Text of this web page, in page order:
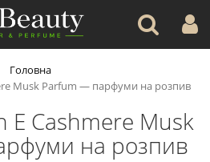
Головна
Musk Parfum — парфуми на розпив
E Cashmere Musk
на розпив